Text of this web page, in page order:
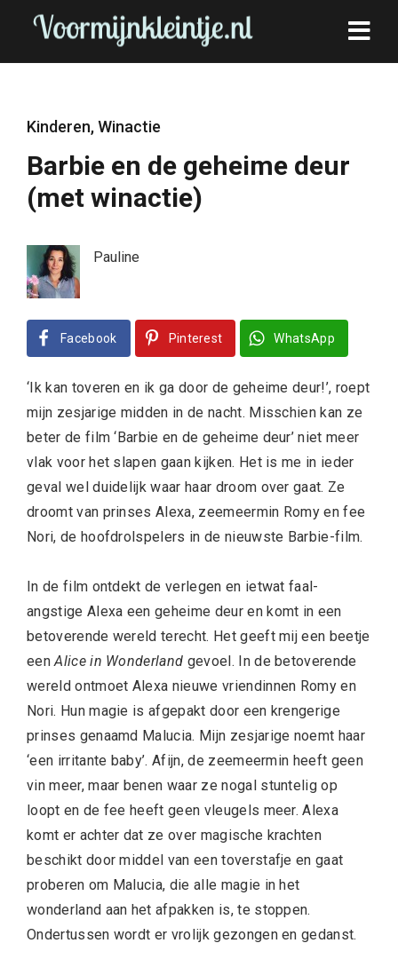
Kinderen,Winactie
Barbie en de geheime deur
(met winactie)
Pauline
Facebook Pinterest WhatsApp
‘Ik kan toveren en ik ga door de geheime deur!’, roept
mijn zesjarige midden in de nacht. Misschien kan ze
beter de film ‘Barbie en de geheime deur’ niet meer
vlak voor het slapen gaan kijken. Het is me in ieder
geval wel duidelijk waar haar droom over gaat. Ze
droomt van prinses Alexa, zeemeermin Romy en fee
Nori, de hoofdrolspelers in de nieuwste Barbie-film.
In de film ontdekt de verlegen en ietwat faal-
angstige Alexa een geheime deur en komt in een
betoverende wereld terecht. Het geeft mij een beetje
eenAlice in Wonderland gevoel. In de betoverende
wereld ontmoet Alexa nieuwe vriendinnen Romy en
Nori. Hun magie is afgepakt door een krengerige
prinses genaamd Malucia. Mijn zesjarige noemt haar
‘een irritante baby’. Afijn, de zeemeermin heeft geen
vin meer, maar benen waar ze nogal stuntelig op
loopt en de fee heeft geen vleugels meer. Alexa
komt er achter dat ze over magische krachten
beschikt door middel van een toverstafje en gaat
proberen om Malucia, die alle magie in het
wonderland aan het afpakken is, te stoppen.
Ondertussen wordt er vrolijk gezongen en gedanst.